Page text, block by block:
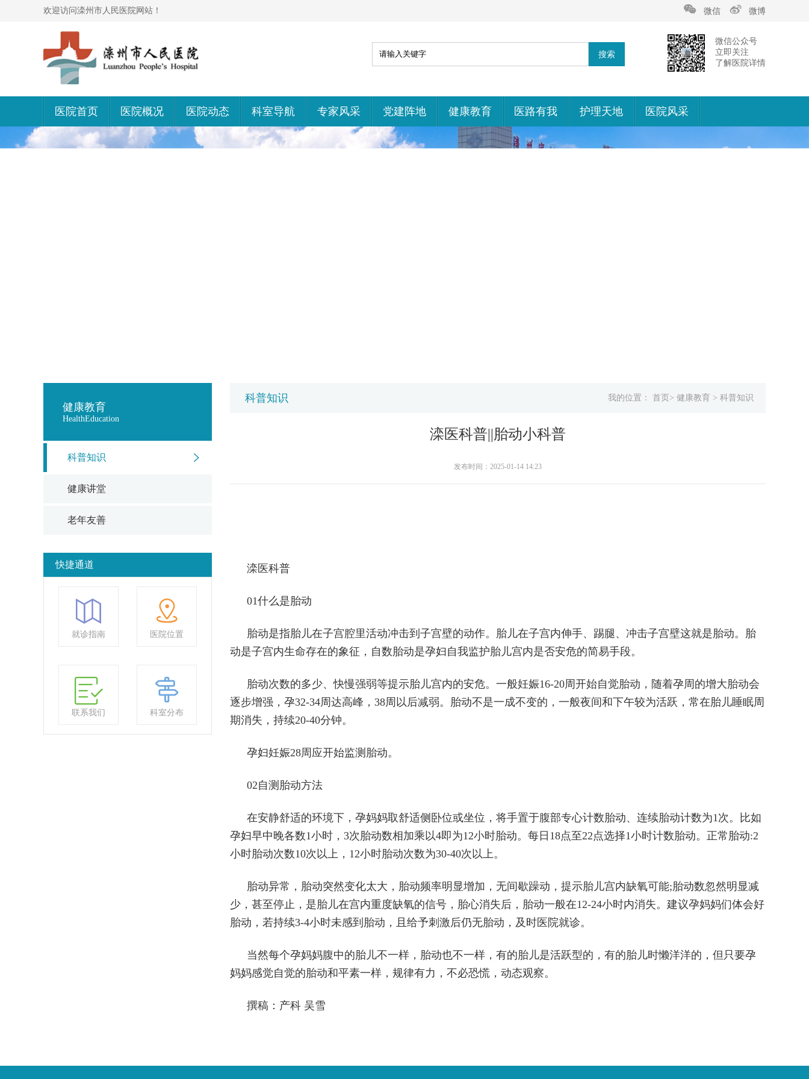
欢迎访问滦州市人民医院网站！ 微信 微博
微信公众号
立即关注
了解医院详情
医院首页 医院概况 医院动态 科室导航 专家风采 党建阵地 健康教育 医路有我 护理天地 医院风采
健康教育
HealthEducation
科普知识
健康讲堂
老年友善
快捷通道
就诊指南 医院位置
联系我们 科室分布
科普知识 我的位置： 首页 > 健康教育 > 科普知识
滦医科普||胎动小科普
发布时间：2025-01-14 14:23
滦医科普
01什么是胎动
胎动是指胎儿在子宫腔里活动冲击到子宫壁的动作。胎儿在子宫内伸手、踢腿、冲击子宫壁这就是胎动。胎
动是子宫内生命存在的象征，自数胎动是孕妇自我监护胎儿宫内是否安危的简易手段。
胎动次数的多少、快慢强弱等提示胎儿宫内的安危。一般妊娠16-20周开始自觉胎动，随着孕周的增大胎动会
逐步增强，孕32-34周达高峰，38周以后减弱。胎动不是一成不变的，一般夜间和下午较为活跃，常在胎儿睡眠周
期消失，持续20-40分钟。
孕妇妊娠28周应开始监测胎动。
02自测胎动方法
在安静舒适的环境下，孕妈妈取舒适侧卧位或坐位，将手置于腹部专心计数胎动、连续胎动计数为1次。比如
孕妇早中晚各数1小时，3次胎动数相加乘以4即为12小时胎动。每日18点至22点选择1小时计数胎动。正常胎动:2
小时胎动次数10次以上，12小时胎动次数为30-40次以上。
胎动异常，胎动突然变化太大，胎动频率明显增加，无间歇躁动，提示胎儿宫内缺氧可能;胎动数忽然明显减
少，甚至停止，是胎儿在宫内重度缺氧的信号，胎心消失后，胎动一般在12-24小时内消失。建议孕妈妈们体会好
胎动，若持续3-4小时未感到胎动，且给予刺激后仍无胎动，及时医院就诊。
当然每个孕妈妈腹中的胎儿不一样，胎动也不一样，有的胎儿是活跃型的，有的胎儿时懒洋洋的，但只要孕
妈妈感觉自觉的胎动和平素一样，规律有力，不必恐慌，动态观察。
撰稿：产科 吴雪